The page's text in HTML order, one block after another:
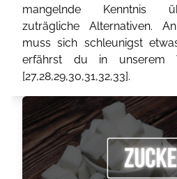
mangelnde Kenntnis
zuträgliche Alternativen.
muss sich schleunigst
erfährst du in unserem
[27,28,29,30,31,32,33].